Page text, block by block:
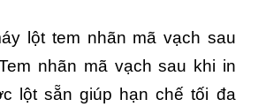
lột tem nhãn mã vạch sau
nhãn mã vạch sau khi in
lột sẵn giúp hạn chế tối đa